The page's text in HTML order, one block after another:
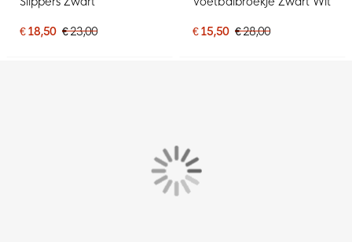
€ 18,50 € 23,00 € 15,50 € 28,00